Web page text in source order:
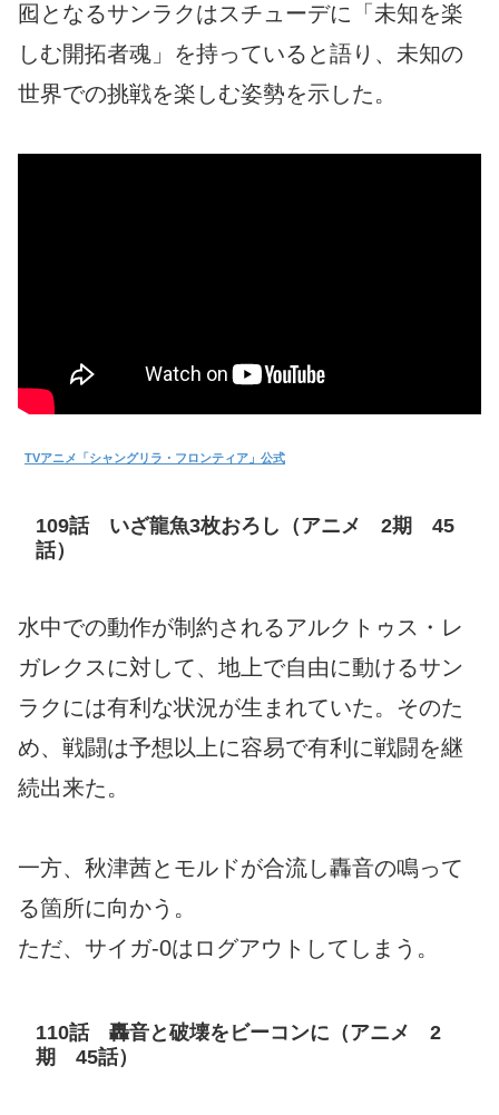
囮となるサンラクはスチューデに「未知を楽
しむ開拓者魂」を持っていると語り、未知の
世界での挑戦を楽しむ姿勢を示した。
TVアニメ「シャングリラ・フロンティア」公式
109話 いざ龍魚3枚おろし（アニメ 2期 45
話）
水中での動作が制約されるアルクトゥス・レ
ガレクスに対して、地上で自由に動けるサン
ラクには有利な状況が生まれていた。そのた
め、戦闘は予想以上に容易で有利に戦闘を継
続出来た。
一方、秋津茜とモルドが合流し轟音の鳴って
る箇所に向かう。
ただ、サイガ‐0はログアウトしてしまう。
110話 轟音と破壊をビーコンに（アニメ 2
期 45話）